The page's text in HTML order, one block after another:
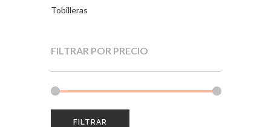
Tobilleras
FILTRAR POR PRECIO
FILTRAR